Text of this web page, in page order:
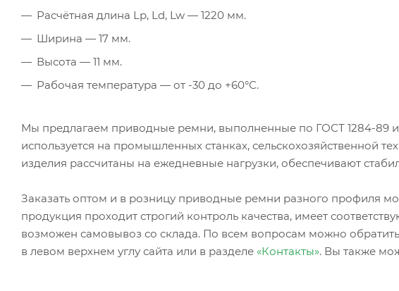
Расчётная длина Lp, Ld, Lw — 1220 мм.
Ширина — 17 мм.
Высота — 11 мм.
Рабочая температура — от -30 до +60°С.
Мы предлагаем приводные ремни, выполненные по ГОСТ 1284-89
используется на промышленных станках, сельскохозяйственной
изделия рассчитаны на ежедневные нагрузки, обеспечивают
Заказать оптом и в розницу приводные ремни разного
продукция проходит строгий контроль качества, имеет
возможен самовывоз со склада. По всем вопросам можно
в левом верхнем углу сайта или в разделе «Контакты». Вы также